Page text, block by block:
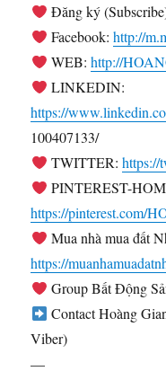
Đăng ký
Facebook: http://
WEB: http://
LINKEDIN:
https://
100407133/
TWITTER:
PINTEREST-
https://pinterest.com/
Mua nhà mua đất
https://
Group Bất Động
Contact Hoàng
Viber)
—